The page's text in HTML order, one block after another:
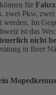
für
zwei Pkw,
werden. Im
ist das
nicht
in Ihrer